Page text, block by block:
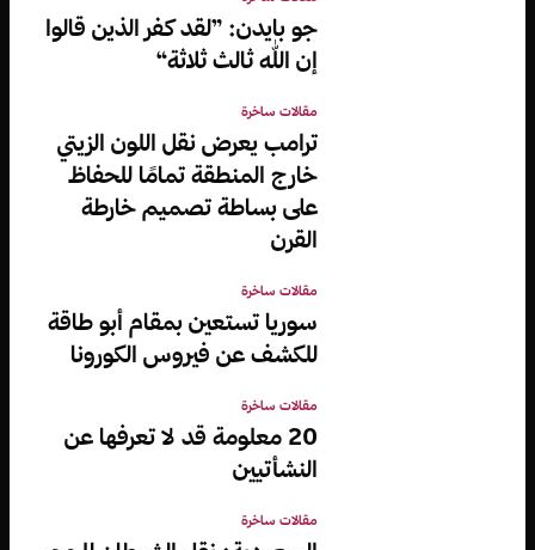
جو بايدن: ”لقد كفر الذين قالوا
إن الله ثالث ثلاثة“
مقالات ساخرة
ترامب يعرض نقل اللون الزيتي
خارج المنطقة تمامًا للحفاظ
على بساطة تصميم خارطة
القرن
مقالات ساخرة
سوريا تستعين بمقام أبو طاقة
للكشف عن فيروس الكورونا
مقالات ساخرة
20 معلومة قد لا تعرفها عن
النشأتيين
مقالات ساخرة